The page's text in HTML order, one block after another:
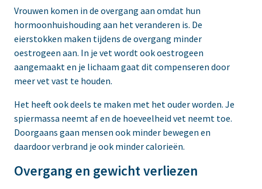
Vrouwen komen in de overgang aan omdat hun
hormoonhuishouding aan het veranderen is. De
eierstokken maken tijdens de overgang minder
oestrogeen aan. In je vet wordt ook oestrogeen
aangemaakt en je lichaam gaat dit compenseren door
meer vet vast te houden.
Het heeft ook deels te maken met het ouder worden. Je
spiermassa neemt af en de hoeveelheid vet neemt toe.
Doorgaans gaan mensen ook minder bewegen en
daardoor verbrand je ook minder calorieën.
Overgang en gewicht verliezen